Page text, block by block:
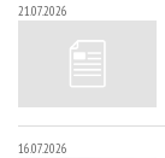
21.07.2026
16.07.2026